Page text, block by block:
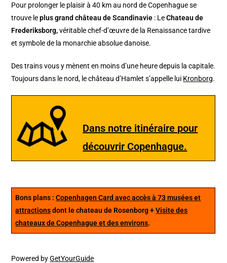
Pour prolonger le plaisir à 40 km au nord de Copenhague se
trouve leplus grand château de Scandinavie : LeChateau de
Frederiksborg,véritable chef-d’œuvre de la Renaissance tardive
et symbole de la monarchie absolue danoise.
Des trains vous y mènent en moins d’une heure depuis la capitale.
Toujours dans le nord, le château d’Hamlet s’appelle lui Kronborg.
Dans notre itinéraire pour
découvrir Copenhague.
Bons plans :Copenhagen Card avec accès à 73 musées et
attractionsdont le chateau de Rosenborg +Visite des
chateaux de Copenhague et des environs.
Powered byGetYourGuide